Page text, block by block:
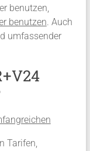
benutzen,
benutzen. Auch
umfassender
Tarifen,